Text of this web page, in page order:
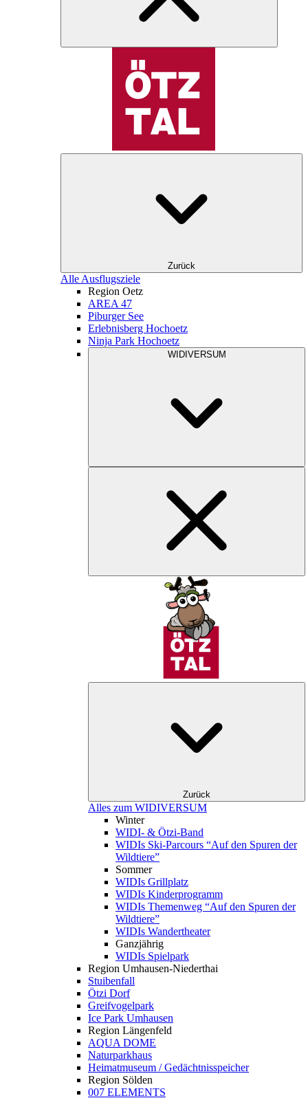
Zurück
Alle Ausflugsziele
Region Oetz
AREA 47
Piburger See
Erlebnisberg Hochoetz
Ninja Park Hochoetz
WIDIVERSUM
Zurück
Alles zum WIDIVERSUM
Winter
WIDI- & Ötzi-Band
WIDIs Ski-Parcours “Auf den Spuren der
Wildtiere”
Sommer
WIDIs Grillplatz
WIDIs Kinderprogramm
WIDIs Themenweg “Auf den Spuren der
Wildtiere”
WIDIs Wandertheater
Ganzjährig
WIDIs Spielpark
Region Umhausen-Niederthai
Stuibenfall
Ötzi Dorf
Greifvogelpark
Ice Park Umhausen
Region Längenfeld
AQUA DOME
Naturparkhaus
Heimatmuseum / Gedächtnisspeicher
Region Sölden
007 ELEMENTS